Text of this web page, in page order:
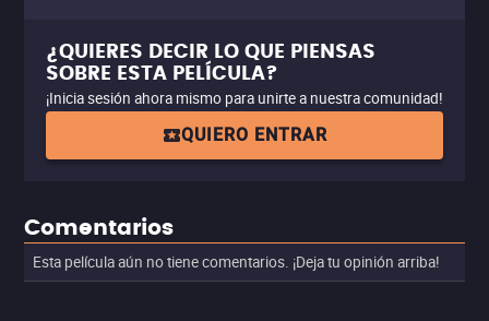
¿QUIERES DECIR LO QUE PIENSAS
SOBRE ESTA PELÍCULA?
¡Inicia sesión ahora mismo para unirte a nuestra comunidad!
QUIERO ENTRAR
Comentarios
Esta película aún no tiene comentarios. ¡Deja tu opinión arriba!